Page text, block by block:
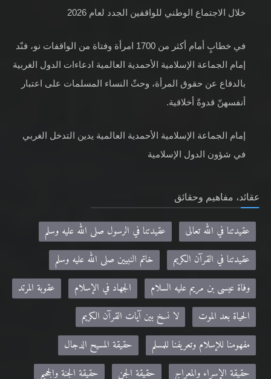
خلال الاجتماع الوطني للواقفين الجدد لعام 2026
في خطابٍ أمام أكثر من 1700 امرأة وفتاة من الواقفات نو، فنّد
إمام الجماعة الإسلامية الأحمدية العالمية ادعاءات الدول الغربية
بالدفاع عن حقوق المرأة، وحثّ النساء المسلمات على اعتبار
أنفسهنّ قدوةً أخلاقية.
إمام الجماعة الإسلامية الأحمدية العالمية يدين التدخل الغربي
في شؤون الدول الإسلامية
عقائد، مفاهيم وحقائق
عقيدتنا في الله تعالى
عقيدتنا في الرسول صلى الله عليه وسلم
عقيدتنا في القرآن الكريم
خاتم النبيين صلى الله عليه وسلم
وفاة عيسى بن مريم عليه السلام
الجهاد في الإسلام
عقوبة المرتد
الحياة بعد الموت
لا نسخ بين آيات القرآن الكريم
مفهومنا للإسلام وتعريفنا للمسلم
حقيقة المسيح الدجال
حقيقة الإسراء والمعراج
حقيقة الجن حقيقة الجنة والجحيم